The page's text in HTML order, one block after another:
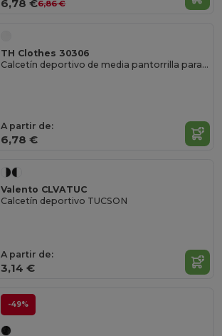
6,78 €6,86 €
TH Clothes 30306
Calcetín deportivo de media pantorrilla para niño
A partir de:
6,78 €
Valento CLVATUC
Calcetín deportivo TUCSON
A partir de:
3,14 €
-49%